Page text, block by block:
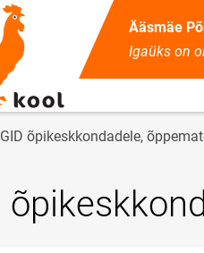
Ääsmäe
Igaüks on
õpikeskkondadele,